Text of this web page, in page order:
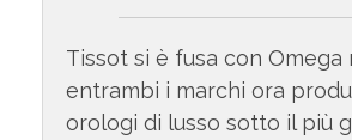
Tissot si è fusa con Omega
entrambi i marchi ora
orologi di lusso sotto il più